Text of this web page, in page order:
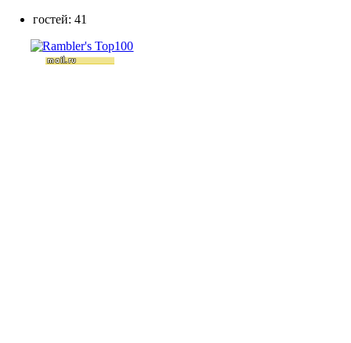
гостей: 41